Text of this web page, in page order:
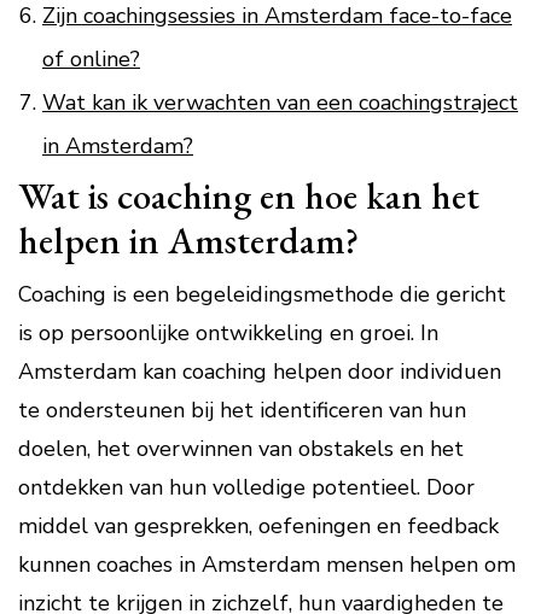
Zijn coachingsessies in Amsterdam face-to-face
of online?
Wat kan ik verwachten van een coachingstraject
in Amsterdam?
Wat is coaching en hoe kan het
helpen in Amsterdam?
Coaching is een begeleidingsmethode die gericht
is op persoonlijke ontwikkeling en groei. In
Amsterdam kan coaching helpen door individuen
te ondersteunen bij het identificeren van hun
doelen, het overwinnen van obstakels en het
ontdekken van hun volledige potentieel. Door
middel van gesprekken, oefeningen en feedback
kunnen coaches in Amsterdam mensen helpen om
inzicht te krijgen in zichzelf, hun vaardigheden te